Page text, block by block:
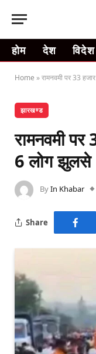
होम देश विदेश
Home »रामनवमी पर 33
झारखण्ड
रामनवमी
6 लोग झुलसे
ByIn Khabar
Share